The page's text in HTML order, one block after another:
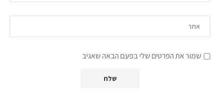
שמור את הפרטים שלי בפעם הבאה שאגיב